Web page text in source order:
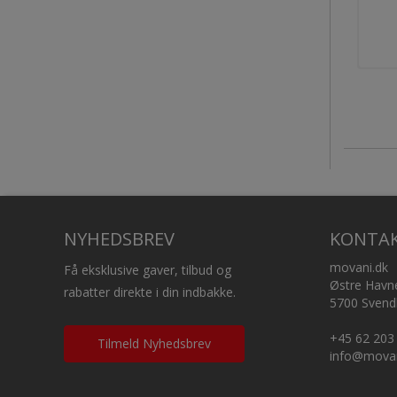
NYHEDSBREV
Få eksklusive gaver, tilbud og
rabatter direkte i din indbakke.
Tilmeld Nyhedsbrev
movani.dk
Østre
5700
+45 62